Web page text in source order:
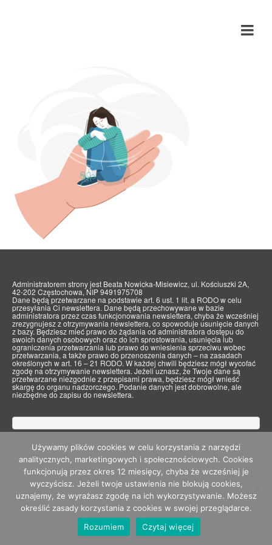
Administratorem strony jest Beata Nowicka-Misiewicz, ul. Kościuszki 2A,
42-202 Częstochowa, NIP 9491975708
Dane będą przetwarzane na podstawie art. 6 ust. 1 lit. a RODO w celu
przesyłania Ci newslettera. Dane będą przechowywane w bazie
administratora przez czas funkcjonowania newslettera, chyba że wcześniej
zrezygnujesz z otrzymywania newslettera, co spowoduje usunięcie danych
z bazy. Będziesz mieć prawo do żądania od administratora dostępu do
swoich danych osobowych oraz do ich sprostowania, usunięcia lub
ograniczenia przetwarzania lub prawo do wniesienia sprzeciwu wobec
przetwarzania, a także prawo do przenoszenia danych – na zasadach
określonych w art. 16 – 21 RODO. W każdej chwili będziesz mógł wycofać
zgodę na otrzymywanie newslettera. Jeżeli uznasz, że Twoje dane są
przetwarzane niezgodnie z przepisami prawa, będziesz mógł wnieść
skargę do organu nadzorczego. Podanie danych jest dobrowolne, ale
niezbędne do zapisu do newslettera.
© 2026 Emocji się nie je - WordPress Theme byKadence WP
Używamy plików cookies w celu korzystania z narzędzi
analitycznych, marketingowych i społecznościowych. Cookies
funkcjonują przez okres 12 miesięcy, chyba że wcześniej je
wyczyścisz. Jeżeli twoje ustawienia nie blokują cookies,
uznajemy, że wyrażasz zgodę na ich wykorzystywanie. Możesz
określić zasady korzystania z cookies w swojej przeglądarce.
Rozumiem
Czytaj więcej